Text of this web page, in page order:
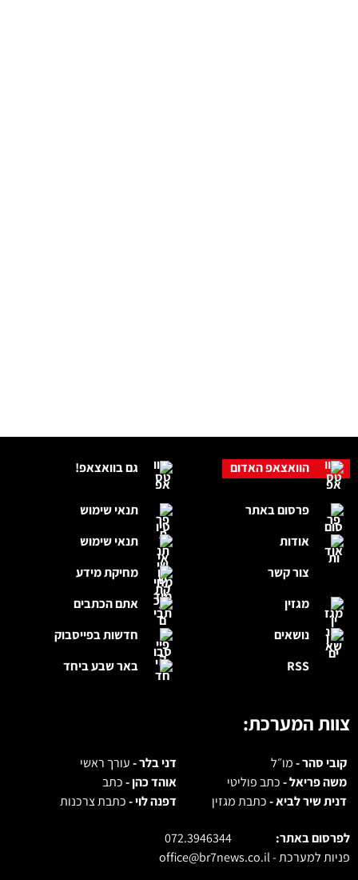
גם בוואצאפ!
תנאי שימוש
תנאי שימוש
מחיקת מידע
אתם הכתבים
חדשות בפייסבוק
באר שבע ביחד
הוואצאפ האדום
פרסום באתר
אודות
צור קשר
מגזין
נושאים
RSS
צוות המערכת:
קובי סהר -מו״ל דני בלר -עורך ראשי
משה פריאל -כתב פוליטי אוהד כהן -כתב
דנית שיר לביא -כתבת מגזין דפנה לוי -כתבת צרכנות
לפרסום באתר:
072.3946344
פניות למערכת -office@br7news.co.il